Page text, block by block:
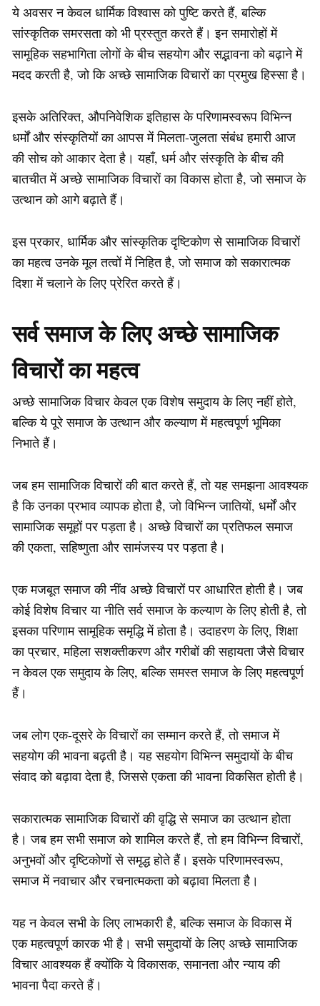
ये अवसर न केवल धार्मिक विश्वास को पुष्टि करते हैं, बल्कि
सांस्कृतिक समरसता को भी प्रस्तुत करते हैं। इन समारोहों में
सामूहिक सहभागिता लोगों के बीच सहयोग और सद्भावना को बढ़ाने में
मदद करती है, जो कि अच्छे सामाजिक विचारों का प्रमुख हिस्सा है।
इसके अतिरिक्त, औपनिवेशिक इतिहास के परिणामस्वरूप विभिन्न
धर्मों और संस्कृतियों का आपस में मिलता-जुलता संबंध हमारी आज
की सोच को आकार देता है। यहाँ, धर्म और संस्कृति के बीच की
बातचीत में अच्छे सामाजिक विचारों का विकास होता है, जो समाज के
उत्थान को आगे बढ़ाते हैं।
इस प्रकार, धार्मिक और सांस्कृतिक दृष्टिकोण से सामाजिक विचारों
का महत्व उनके मूल तत्वों में निहित है, जो समाज को सकारात्मक
दिशा में चलाने के लिए प्रेरित करते हैं।
सर्व समाज के लिए अच्छे सामाजिक
विचारों का महत्व
अच्छे सामाजिक विचार केवल एक विशेष समुदाय के लिए नहीं होते,
बल्कि ये पूरे समाज के उत्थान और कल्याण में महत्वपूर्ण भूमिका
निभाते हैं।
जब हम सामाजिक विचारों की बात करते हैं, तो यह समझना आवश्यक
है कि उनका प्रभाव व्यापक होता है, जो विभिन्न जातियों, धर्मों और
सामाजिक समूहों पर पड़ता है। अच्छे विचारों का प्रतिफल समाज
की एकता, सहिष्णुता और सामंजस्य पर पड़ता है।
एक मजबूत समाज की नींव अच्छे विचारों पर आधारित होती है। जब
कोई विशेष विचार या नीति सर्व समाज के कल्याण के लिए होती है, तो
इसका परिणाम सामूहिक समृद्धि में होता है। उदाहरण के लिए, शिक्षा
का प्रचार, महिला सशक्तीकरण और गरीबों की सहायता जैसे विचार
न केवल एक समुदाय के लिए, बल्कि समस्त समाज के लिए महत्वपूर्ण
हैं।
जब लोग एक-दूसरे के विचारों का सम्मान करते हैं, तो समाज में
सहयोग की भावना बढ़ती है। यह सहयोग विभिन्न समुदायों के बीच
संवाद को बढ़ावा देता है, जिससे एकता की भावना विकसित होती है।
सकारात्मक सामाजिक विचारों की वृद्धि से समाज का उत्थान होता
है। जब हम सभी समाज को शामिल करते हैं, तो हम विभिन्न विचारों,
अनुभवों और दृष्टिकोणों से समृद्ध होते हैं। इसके परिणामस्वरूप,
समाज में नवाचार और रचनात्मकता को बढ़ावा मिलता है।
यह न केवल सभी के लिए लाभकारी है, बल्कि समाज के विकास में
एक महत्वपूर्ण कारक भी है। सभी समुदायों के लिए अच्छे सामाजिक
विचार आवश्यक हैं क्योंकि ये विकासक, समानता और न्याय की
भावना पैदा करते हैं।